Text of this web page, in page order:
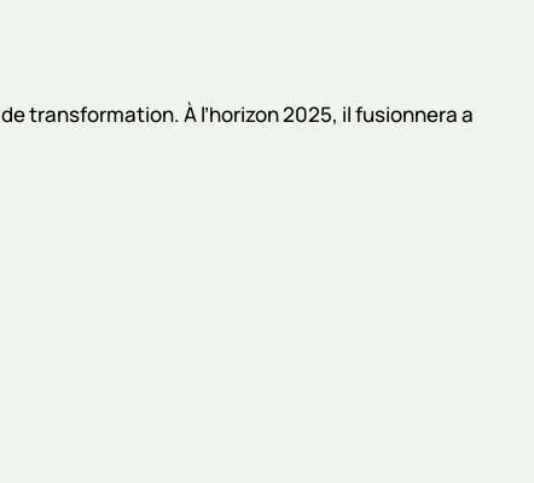
transformation. À l’horizon 2025, il fusionnera a